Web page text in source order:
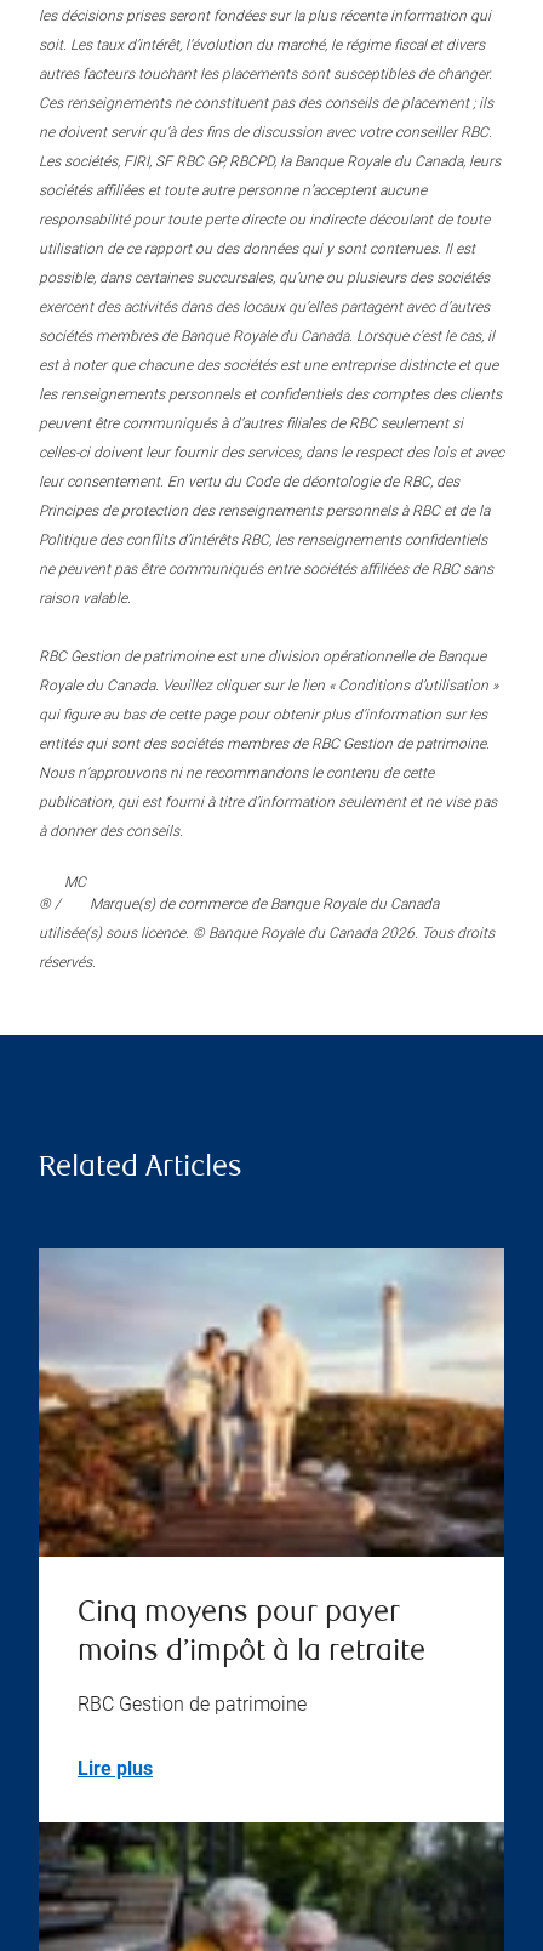
les décisions prises seront fondées sur la plus récente information qui
soit. Les taux d’intérêt, l’évolution du marché, le régime fiscal et divers
autres facteurs touchant les placements sont susceptibles de changer.
Ces renseignements ne constituent pas des conseils de placement ; ils
ne doivent servir qu’à des fins de discussion avec votre conseiller RBC.
Les sociétés, FIRI, SF RBC GP, RBCPD, la Banque Royale du Canada, leurs
sociétés affiliées et toute autre personne n’acceptent aucune
responsabilité pour toute perte directe ou indirecte découlant de toute
utilisation de ce rapport ou des données qui y sont contenues. Il est
possible, dans certaines succursales, qu’une ou plusieurs des sociétés
exercent des activités dans des locaux qu’elles partagent avec d’autres
sociétés membres de Banque Royale du Canada. Lorsque c’est le cas, il
est à noter que chacune des sociétés est une entreprise distincte et que
les renseignements personnels et confidentiels des comptes des clients
peuvent être communiqués à d’autres filiales de RBC seulement si
celles-ci doivent leur fournir des services, dans le respect des lois et avec
leur consentement. En vertu du Code de déontologie de RBC, des
Principes de protection des renseignements personnels à RBC et de la
Politique des conflits d’intérêts RBC, les renseignements confidentiels
ne peuvent pas être communiqués entre sociétés affiliées de RBC sans
raison valable.
RBC Gestion de patrimoine est une division opérationnelle de Banque
Royale du Canada. Veuillez cliquer sur le lien « Conditions d’utilisation »
qui figure au bas de cette page pour obtenir plus d’information sur les
entités qui sont des sociétés membres de RBC Gestion de patrimoine.
Nous n’approuvons ni ne recommandons le contenu de cette
publication, qui est fourni à titre d’information seulement et ne vise pas
à donner des conseils.
® /
MC
Marque(s) de commerce de Banque Royale du Canada
utilisée(s) sous licence. © Banque Royale du Canada 2026. Tous droits
réservés.
Related Articles
Cinq moyens pour payer
moins d’impôt à la retraite
RBC Gestion de patrimoine
Lire plus